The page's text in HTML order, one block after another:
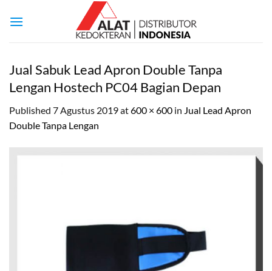
Jual Sabuk Lead Apron Double Tanpa
Lengan Hostech PC04 Bagian Depan
Published 7 Agustus 2019at600 × 600 in Jual Lead Apron
Double Tanpa Lengan